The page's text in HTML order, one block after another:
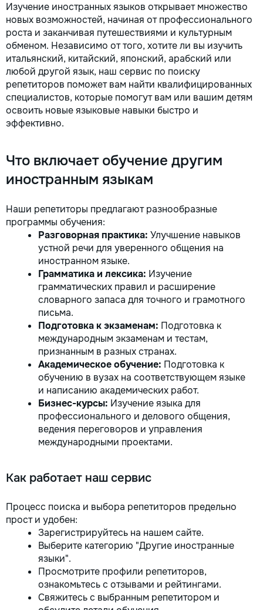
Изучение иностранных языков открывает множество
новых возможностей, начиная от профессионального
роста и заканчивая путешествиями и культурным
обменом. Независимо от того, хотите ли вы изучить
итальянский, китайский, японский, арабский или
любой другой язык, наш сервис по поиску
репетиторов поможет вам найти квалифицированных
специалистов, которые помогут вам или вашим детям
освоить новые языковые навыки быстро и
эффективно.
Что включает обучение другим
иностранным языкам
Наши репетиторы предлагают разнообразные
программы обучения:
Разговорная практика: Улучшение навыков
устной речи для уверенного общения на
иностранном языке.
Грамматика и лексика: Изучение
грамматических правил и расширение
словарного запаса для точного и грамотного
письма.
Подготовка к экзаменам: Подготовка к
международным экзаменам и тестам,
признанным в разных странах.
Академическое обучение: Подготовка к
обучению в вузах на соответствующем языке
и написанию академических работ.
Бизнес-курсы: Изучение языка для
профессионального и делового общения,
ведения переговоров и управления
международными проектами.
Как работает наш сервис
Процесс поиска и выбора репетиторов предельно
прост и удобен:
Зарегистрируйтесь на нашем сайте.
Выберите категорию "Другие иностранные
языки".
Просмотрите профили репетиторов,
ознакомьтесь с отзывами и рейтингами.
Свяжитесь с выбранным репетитором и